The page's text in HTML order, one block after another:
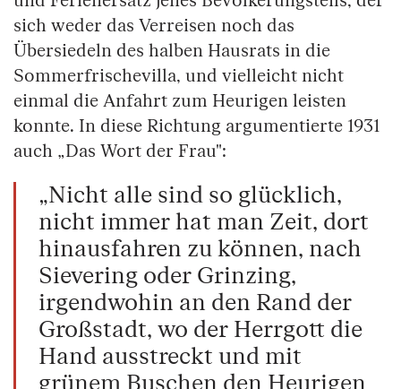
sich weder das Verreisen noch das
Übersiedeln des halben Hausrats in die
Sommerfrischevilla, und vielleicht nicht
einmal die Anfahrt zum Heurigen leisten
konnte. In diese Richtung argumentierte 1931
auch „Das Wort der Frau":
„Nicht alle sind so glücklich,
nicht immer hat man Zeit, dort
hinausfahren zu können, nach
Sievering oder Grinzing,
irgendwohin an den Rand der
Großstadt, wo der Herrgott die
Hand ausstreckt und mit